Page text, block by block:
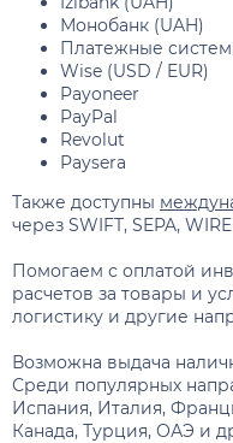
Монобанк (UAH)
Платежные
Wise (USD / EUR)
Payoneer
PayPal
Revolut
Paysera
Также доступны
через SWIFT, SEPA,
Помогаем с оплатой
расчетов за товары и
логистику и другие
Возможна выдача
Среди популярных
Испания, Италия,
Канада, Турция, ОАЭ и